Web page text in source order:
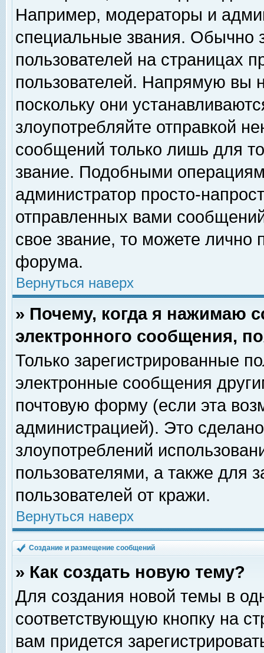
Например, модераторы и
специальные звания. Обычно
пользователей на страницах
пользователей. Напрямую вы
поскольку они
злоупотребляйте отправкой
сообщений только лишь для
звание. Подобными
администратор просто-
отправленных вами
свое звание, то можете лично
форума.
Вернуться наверх
» Почему, когда я нажимаю
электронного сообщения,
Только зарегистрированные
электронные сообщения
почтовую форму (если эта
администрацией). Это
злоупотреблений
пользователями, а также для
пользователей от кражи.
Вернуться наверх
Создание и размещение сообщений
» Как создать новую тему?
Для создания новой темы в
соответствующую кнопку на
вам придется